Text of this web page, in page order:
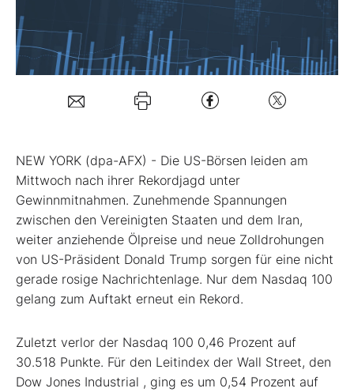
Mein Konto
NEW YORK (dpa-AFX) - Die US-Börsen leiden am
Mittwoch nach ihrer Rekordjagd unter
Gewinnmitnahmen. Zunehmende Spannungen
zwischen den Vereinigten Staaten und dem Iran,
weiter anziehende Ölpreise und neue Zolldrohungen
von US-Präsident Donald Trump sorgen für eine nicht
gerade rosige Nachrichtenlage. Nur dem Nasdaq 100
gelang zum Auftakt erneut ein Rekord.
Zuletzt verlor der Nasdaq 100 0,46 Prozent auf
30.518 Punkte. Für den Leitindex der Wall Street, den
Dow Jones Industrial , ging es um 0,54 Prozent auf